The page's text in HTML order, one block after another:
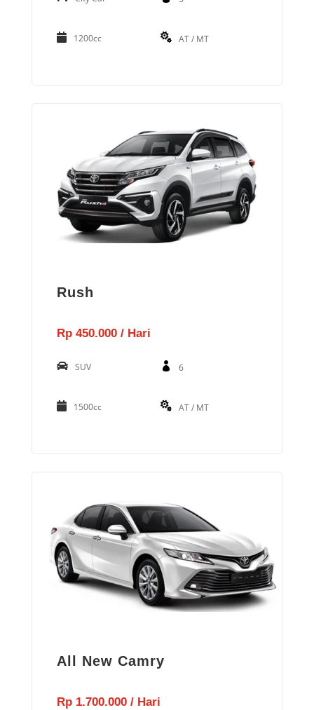
1200cc AT / MT
Rush
Rp 450.000 / Hari
SUV 6
1500cc AT / MT
All New Camry
Rp 1.700.000 / Hari